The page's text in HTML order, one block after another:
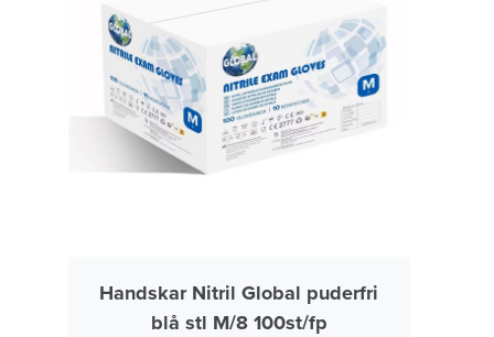
Handskar Nitril Global puderfri
blå stl M/8 100st/fp